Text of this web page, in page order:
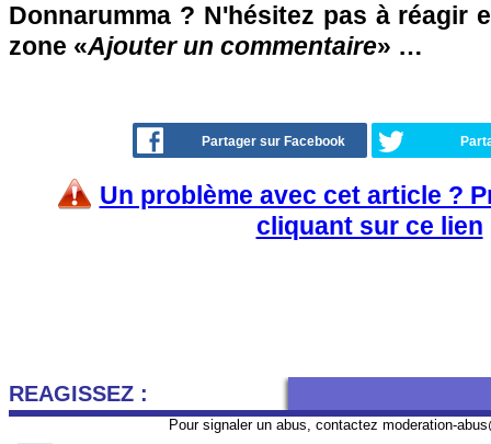
Donnarumma ? N'hésitez pas à réagir
zone «Ajouter un commentaire» …
Partager sur Facebook
Un problème avec cet article ?
cliquant sur ce lien
REAGISSEZ :
Pour signaler un abus, contactez moderation-